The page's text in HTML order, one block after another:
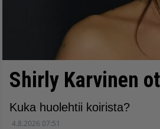
Shirly Karvinen
Kuka huolehtii koirista?
4.8.2026 07:51